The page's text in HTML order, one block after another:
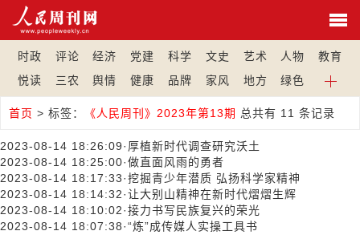
时政 评论 经济 党建 科学 文史 艺术 人物
教育
悦读
三农 舆情 健康 品牌 家风 地方 绿色
首页 > 标签： 《人民周刊》2023年第13期 总共有 11 条记录
2023-08-14 18:26:09· 厚植新时代调查研究沃土
2023-08-14 18:25:00·做直面风雨的勇者
2023-08-14 18:17:33·挖掘青少年潜质 弘扬科学家精神
2023-08-14 18:14:32·让大别山精神在新时代熠熠生辉
2023-08-14 18:10:02·接力书写民族复兴的荣光
2023-08-14 18:07:38·“炼”成传媒人实操工具书